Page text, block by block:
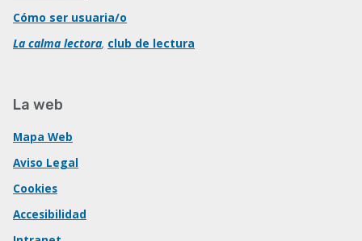
Cómo ser usuaria/o
La calma lectora, club de lectura
La web
Mapa Web
Aviso Legal
Cookies
Accesibilidad